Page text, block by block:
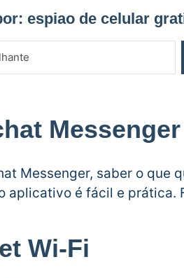
espiao de celular
Messenger
Messenger, saber o que
aplicativo é fácil e
Wi-Fi